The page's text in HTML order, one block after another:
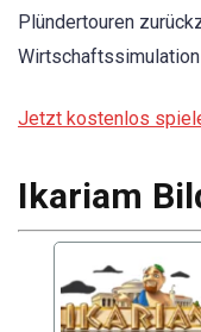
Plündertouren
Jetzt kostenlos
Ikariam